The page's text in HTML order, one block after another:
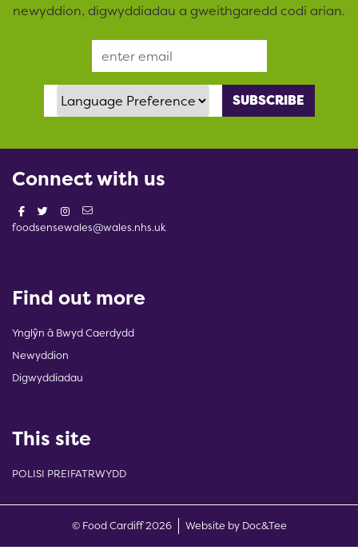
newyddion, digwyddiadau a gweithgaredd codi arian.
Language Preference
Connect with us
foodsensewales@wales.nhs.uk
Find out more
Ynglŷn â Bwyd Caerdydd
Newyddion
Digwyddiadau
This site
POLISI PREIFATRWYDD
© Food Cardiff 2026 Website by Doc&Tee(opens new